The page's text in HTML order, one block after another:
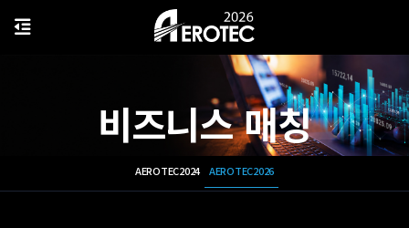
비즈니스 매칭
AEROTEC2024 AEROTEC2026